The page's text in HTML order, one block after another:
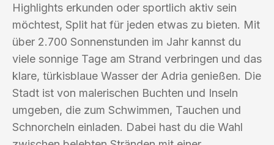
Highlights erkunden oder sportlich aktiv sein
möchtest, Split hat für jeden etwas zu bieten. Mit
über 2.700 Sonnenstunden im Jahr kannst du
viele sonnige Tage am Strand verbringen und das
klare, türkisblaue Wasser der Adria genießen. Die
Stadt ist von malerischen Buchten und Inseln
umgeben, die zum Schwimmen, Tauchen und
Schnorcheln einladen. Dabei hast du die Wahl